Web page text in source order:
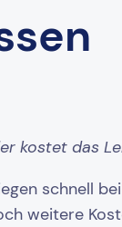
kostet das
schnell
weitere